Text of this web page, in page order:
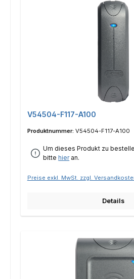
V54504-F117-A100
Produktnummer: V54504-F117-A100
Um dieses Produkt zu
bittehieran.
Preise exkl. MwSt. zzgl.
Details